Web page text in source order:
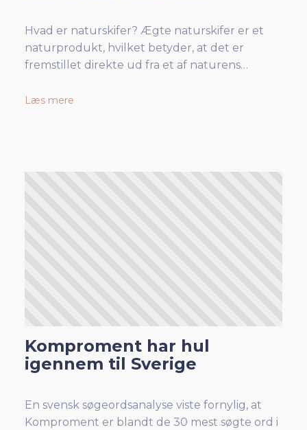
Hvad er naturskifer? Ægte naturskifer er et
naturprodukt, hvilket betyder, at det er
fremstillet direkte ud fra et af naturens…
Læs mere
Komproment har hul
igennem til Sverige
En svensk søgeordsanalyse viste fornylig, at
Komproment er blandt de 30 mest søgte ord i